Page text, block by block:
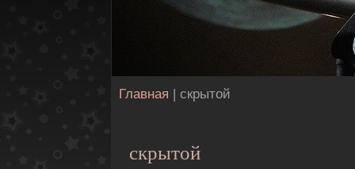
Главная | скрытой
скрытой